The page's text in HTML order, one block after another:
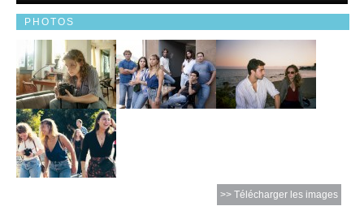
PHOTOS
>> Télécharger les images